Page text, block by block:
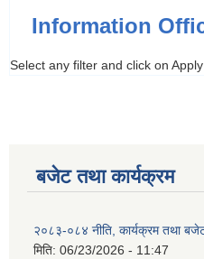
Information
Select any filter and click on
बजेट तथा कार्यक्रम
२०८३-०८४ नीति, कार्यक्रम तथा
मिति: 06/23/2026 - 11:47